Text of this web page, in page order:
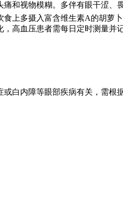
和视物模糊。多伴有眼干涩、
上多摄入富含维生素A的胡
高血压患者需每日定时测量并
白内障等眼部疾病有关，需